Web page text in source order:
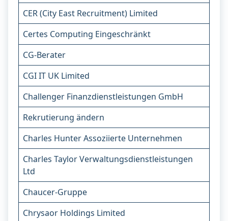
CER (City East Recruitment) Limited
Certes Computing Eingeschränkt
CG-Berater
CGI IT UK Limited
Challenger Finanzdienstleistungen GmbH
Rekrutierung ändern
Charles Hunter Assoziierte Unternehmen
Charles Taylor Verwaltungsdienstleistungen
Ltd
Chaucer-Gruppe
Chrysaor Holdings Limited